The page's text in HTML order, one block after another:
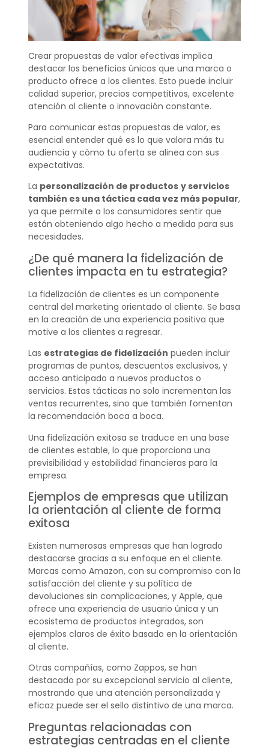
Crear propuestas de valor efectivas implica
destacar los beneficios únicos que una marca o
producto ofrece a los clientes. Esto puede incluir
calidad superior, precios competitivos, excelente
atención al cliente o innovación constante.
Para comunicar estas propuestas de valor, es
esencial entender qué es lo que valora más tu
audiencia y cómo tu oferta se alinea con sus
expectativas.
La personalización de productos y servicios
también es una táctica cada vez más popular,
ya que permite a los consumidores sentir que
están obteniendo algo hecho a medida para sus
necesidades.
¿De qué manera la fidelización de
clientes impacta en tu estrategia?
La fidelización de clientes es un componente
central del marketing orientado al cliente. Se basa
en la creación de una experiencia positiva que
motive a los clientes a regresar.
Las estrategias de fidelización pueden incluir
programas de puntos, descuentos exclusivos, y
acceso anticipado a nuevos productos o
servicios. Estas tácticas no solo incrementan las
ventas recurrentes, sino que también fomentan
la recomendación boca a boca.
Una fidelización exitosa se traduce en una base
de clientes estable, lo que proporciona una
previsibilidad y estabilidad financieras para la
empresa.
Ejemplos de empresas que utilizan
la orientación al cliente de forma
exitosa
Existen numerosas empresas que han logrado
destacarse gracias a su enfoque en el cliente.
Marcas como Amazon, con su compromiso con la
satisfacción del cliente y su política de
devoluciones sin complicaciones, y Apple, que
ofrece una experiencia de usuario única y un
ecosistema de productos integrados, son
ejemplos claros de éxito basado en la orientación
al cliente.
Otras compañías, como Zappos, se han
destacado por su excepcional servicio al cliente,
mostrando que una atención personalizada y
eficaz puede ser el sello distintivo de una marca.
Preguntas relacionadas con
estrategias centradas en el cliente